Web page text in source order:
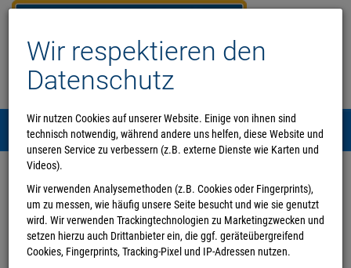
Wir respektieren den
Datenschutz
Wir nutzen Cookies auf unserer Website. Einige von ihnen sind
technisch notwendig, während andere uns helfen, diese Website und
unseren Service zu verbessern (z.B. externe Dienste wie Karten und
Videos).
Wir verwenden Analysemethoden (z.B. Cookies oder Fingerprints),
um zu messen, wie häufig unsere Seite besucht und wie sie genutzt
wird. Wir verwenden Trackingtechnologien zu Marketingzwecken und
setzen hierzu auch Drittanbieter ein, die ggf. geräteübergreifend
Cookies, Fingerprints, Tracking-Pixel und IP-Adressen nutzen.
Menü 0
Herzlich Willkommen im
Fehnbuch
Wir Fehnbuchhändlerinnen freuen uns auf Sie und wünschen Ihnen viel
Spaß beim Stöbern hier auf unserer Internetseite und in unserer